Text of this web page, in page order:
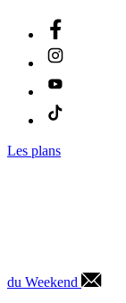
Les plans
du Weekend